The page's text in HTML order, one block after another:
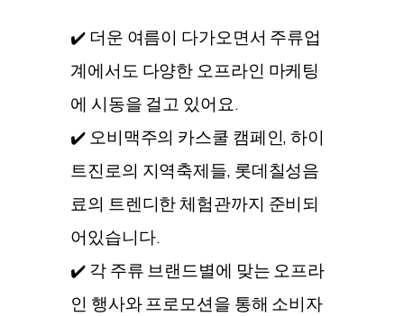
✔️ 더운 여름이 다가오면서 주류업
계에서도 다양한 오프라인 마케팅
에 시동을 걸고 있어요.
✔️ 오비맥주의 카스쿨 캠페인, 하이
트진로의 지역축제들, 롯데칠성음
료의 트렌디한 체험관까지 준비되
어있습니다.
✔️ 각 주류 브랜드별에 맞는 오프라
인 행사와 프로모션을 통해 소비자